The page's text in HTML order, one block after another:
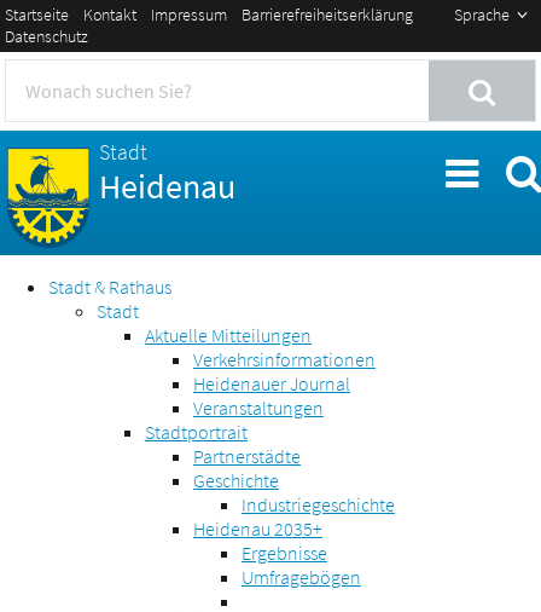
Sprache
Startseite Kontakt Impressum
Barrierefreiheitserklärung
Datenschutz
Stadt
Heidenau
Stadt & Rathaus
Stadt
Aktuelle Mitteilungen
Verkehrsinformationen
Heidenauer Journal
Veranstaltungen
Stadtportrait
Partnerstädte
Geschichte
Industriegeschichte
Heidenau 2035+
Ergebnisse
Umfragebögen